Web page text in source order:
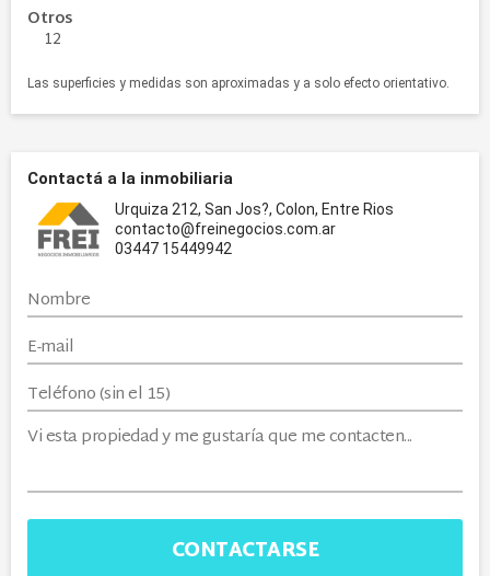
Otros
12
Las superficies y medidas son aproximadas y a solo efecto orientativo.
Contactá a la inmobiliaria
Urquiza 212, San Jos?, Colon, Entre Rios
contacto@freinegocios.com.ar
03447 15449942
CONTACTARSE